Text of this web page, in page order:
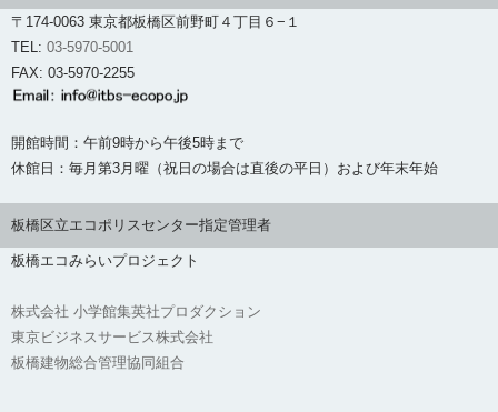
〒174-0063 東京都板橋区前野町４丁目６−１
TEL: 03-5970-5001
FAX: 03-5970-2255
開館時間：午前9時から午後5時まで
休館日：毎月第3月曜（祝日の場合は直後の平日）および年末年始
板橋区立エコポリスセンター指定管理者
板橋エコみらいプロジェクト
株式会社 小学館集英社プロダクション
東京ビジネスサービス株式会社
板橋建物総合管理協同組合